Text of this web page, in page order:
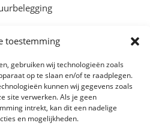
toestemming
gebruiken wij technologieën zoals
op te slaan en/of te raadplegen.
kunnen wij gegevens zoals
site verwerken. Als je geen
intrekt, kan dit een nadelige
en mogelijkheden.